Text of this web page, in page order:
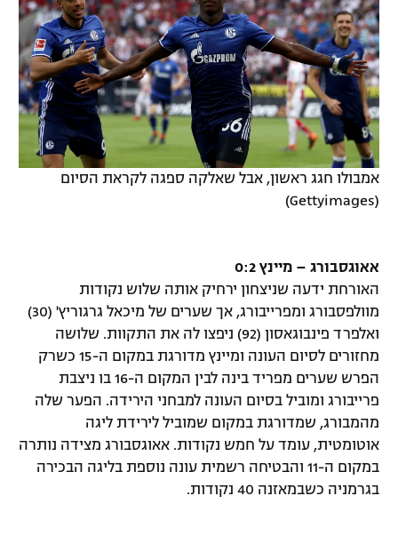
אמבולו חגג ראשון, אבל שאלקה ספגה לקראת הסיום
(Gettyimages)
אאוגסבורג – מיינץ 0:2
האורחת ידעה שניצחון ירחיק אותה שלוש נקודות
מוולפסבורג ומפרייבורג, אך שערים של מיכאל גרגוריץ' (30)
ואלפרד פינבוגאסון (92) ניפצו לה את התקוות. שלושה
מחזורים לסיום העונה ומיינץ מדורגת במקום ה-15 כשרק
הפרש שערים מפריד בינה לבין המקום ה-16 בו ניצבת
פרייבורג ומוביל בסיום העונה למבחני הירידה. הפער שלה
מהמבורג, שמדורגת במקום שמוביל לירידת ליגה
אוטומטית, עומד על חמש נקודות. אאוגסבורג מצידה נותרה
במקום ה-11 והבטיחה רשמית עונה נוספת בליגה הבכירה
בגרמניה כשבמאזנה 40 נקודות.